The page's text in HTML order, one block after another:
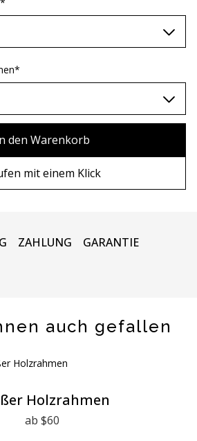
den Warenkorb
mit einem Klick
ZAHLUNG GARANTIE
auch gefallen
Holzrahmen
ab $60